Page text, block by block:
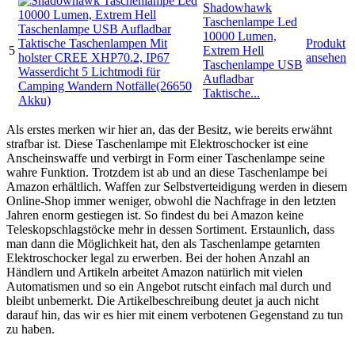
5
Shadowhawk
Taschenlampe Led
10000 Lumen,
Extrem Hell
Taschenlampe USB
Aufladbar
Taktische...
Produkt
ansehen
Als erstes merken wir hier an, das der Besitz, wie bereits erwähnt
strafbar ist. Diese Taschenlampe mit Elektroschocker ist eine
Anscheinswaffe und verbirgt in Form einer Taschenlampe seine
wahre Funktion. Trotzdem ist ab und an diese Taschenlampe bei
Amazon erhältlich. Waffen zur Selbstverteidigung werden in diesem
Online-Shop immer weniger, obwohl die Nachfrage in den letzten
Jahren enorm gestiegen ist. So findest du bei Amazon keine
Teleskopschlagstöcke mehr in dessen Sortiment. Erstaunlich, dass
man dann die Möglichkeit hat, den als Taschenlampe getarnten
Elektroschocker legal zu erwerben. Bei der hohen Anzahl an
Händlern und Artikeln arbeitet Amazon natürlich mit vielen
Automatismen und so ein Angebot rutscht einfach mal durch und
bleibt unbemerkt. Die Artikelbeschreibung deutet ja auch nicht
darauf hin, das wir es hier mit einem verbotenen Gegenstand zu tun
zu haben.